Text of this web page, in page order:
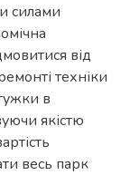
силами
від
техніки
в
якістю
весь парк